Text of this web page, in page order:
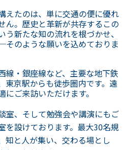
えたのは、単に交通の便に優れ
ん。歴史と革新が共存するこの
新たな知の流れを根づかせ、
のような願いを込めておりま
線・銀座線など、主要な地下鉄
東京駅からも徒歩圏内です。遠
ご来訪いただけます。
室、そして勉強会や講演にもご
を設けております。最大30名規
知と人が集い、交わる場とし